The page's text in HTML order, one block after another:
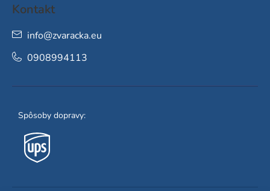
Kontakt
info@zvaracka.eu
0908994113
Spôsoby dopravy: